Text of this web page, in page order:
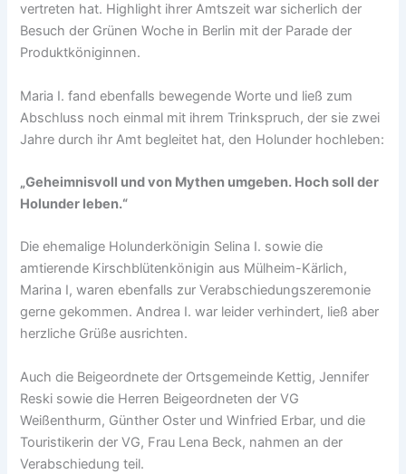
vertreten hat. Highlight ihrer Amtszeit war sicherlich der
Besuch der Grünen Woche in Berlin mit der Parade der
Produktköniginnen.
Maria I. fand ebenfalls bewegende Worte und ließ zum
Abschluss noch einmal mit ihrem Trinkspruch, der sie zwei
Jahre durch ihr Amt begleitet hat, den Holunder hochleben:
„Geheimnisvoll und von Mythen umgeben. Hoch soll der
Holunder leben.“
Die ehemalige Holunderkönigin Selina I. sowie die
amtierende Kirschblütenkönigin aus Mülheim-Kärlich,
Marina I, waren ebenfalls zur Verabschiedungszeremonie
gerne gekommen. Andrea I. war leider verhindert, ließ aber
herzliche Grüße ausrichten.
Auch die Beigeordnete der Ortsgemeinde Kettig, Jennifer
Reski sowie die Herren Beigeordneten der VG
Weißenthurm, Günther Oster und Winfried Erbar, und die
Touristikerin der VG, Frau Lena Beck, nahmen an der
Verabschiedung teil.